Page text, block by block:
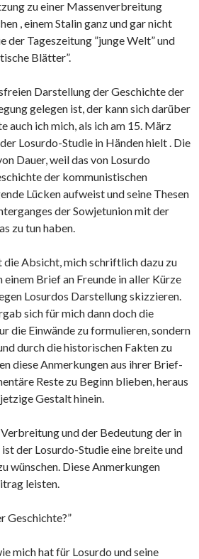
zu einer Massenverbreitung
, einem Stalin ganz und gar nicht
der Tageszeitung ”junge Welt” und
Blätter”.
Darstellung der Geschichte der
gelegen ist, der kann sich darüber
auch ich mich, als ich am 15. März
Losurdo-Studie in Händen hielt . Die
Dauer, weil das von Losurdo
der kommunistischen
Lücken aufweist und seine Thesen
der Sowjetunion mit der
zu tun haben.
die Absicht, mich schriftlich dazu zu
Brief an Freunde in aller Kürze
Losurdos Darstellung skizzieren.
sich für mich dann doch die
die Einwände zu formulieren, sondern
durch die historischen Fakten zu
diese Anmerkungen aus ihrer Brief-
Reste zu Beginn blieben, heraus
Gestalt hinein.
und der Bedeutung der in
der Losurdo-Studie eine breite und
wünschen. Diese Anmerkungen
leisten.
Geschichte?”
mich hat für Losurdo und seine